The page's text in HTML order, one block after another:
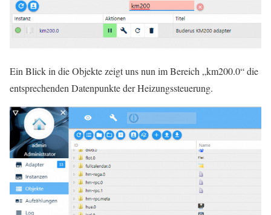
Ein Blick in die Objekte zeigt uns nun im Bereich „km200.0“ die
entsprechenden Datenpunkte der Heizungssteuerung.